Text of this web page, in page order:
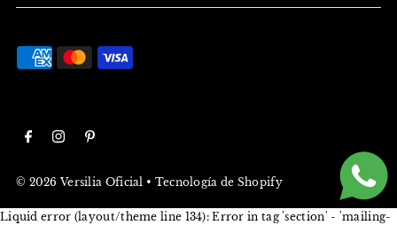
© 2026 Versilia Oficial • Tecnología de Shopify
Liquid error (layout/theme line 134): Error in tag 'section' - 'mailing-